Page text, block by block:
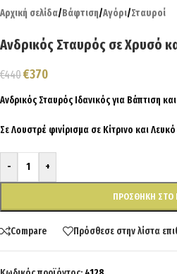
Αρχική σελίδα/Βάφτιση/Αγόρι/Σταυροί
Ανδρικός Σταυρός σε Χρυσό
€440€370
Ανδρικός Σταυρός Ιδανικός για Βάπτιση
Σε Λουστρέ φινίρισμα σε Κίτρινο και
- +
ΠΡΟΣΘΉΚΗ ΣΤΟ
Compare Πρόσθεσε στην λίστα